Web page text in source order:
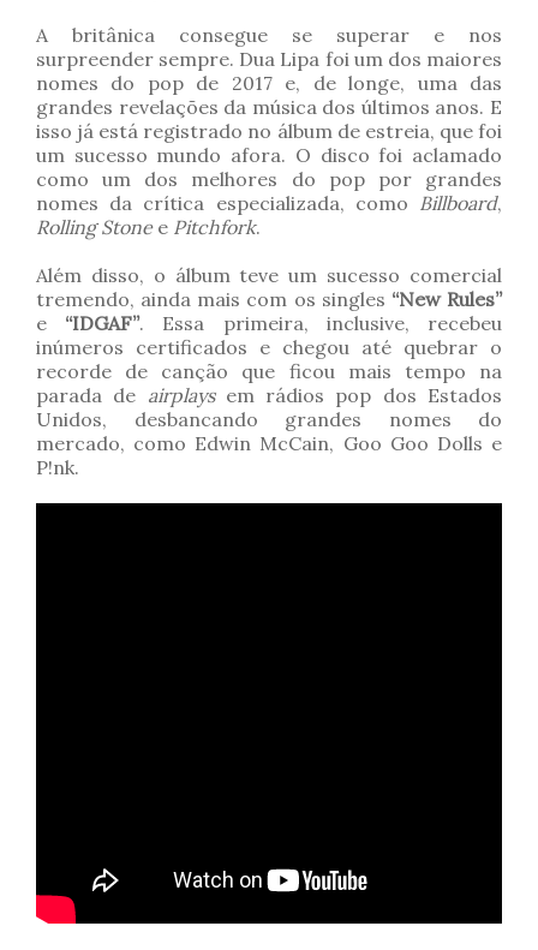
A britânica consegue se superar e nos
surpreender sempre. Dua Lipa foi um dos maiores
nomes do pop de 2017 e, de longe, uma das
grandes revelações da música dos últimos anos. E
isso já está registrado no álbum de estreia, que foi
um sucesso mundo afora. O disco foi aclamado
como um dos melhores do pop por grandes
nomes da crítica especializada, como Billboard,
Rolling Stonee Pitchfork.
Além disso, o álbum teve um sucesso comercial
tremendo, ainda mais com os singles “New Rules”
e “IDGAF”. Essa primeira, inclusive, recebeu
inúmeros certificados e chegou até quebrar o
recorde de canção que ficou mais tempo na
parada de airplaysem rádios pop dos Estados
Unidos, desbancando grandes nomes do
mercado, como Edwin McCain, Goo Goo Dolls e
P!nk.